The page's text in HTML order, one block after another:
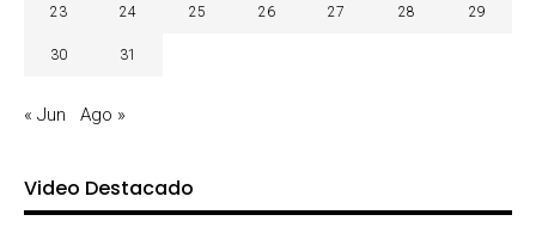
23 24 25 26 27 28 29
30 31
« Jun Ago »
Video Destacado